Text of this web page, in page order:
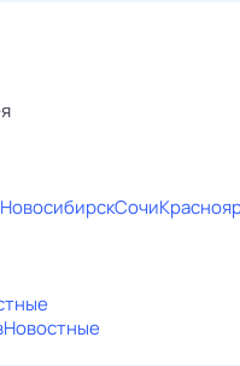
НовосибирскСочи
Новостные